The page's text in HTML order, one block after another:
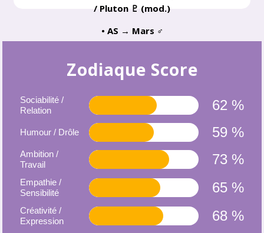
/ Pluton ♇ (mod.)
• AS → Mars ♂
Zodiaque Score
Sociabilité /
Relation
62 %
Humour / Drôle 59 %
Ambition /
Travail
73 %
Empathie /
Sensibilité
65 %
Créativité /
Expression
68 %